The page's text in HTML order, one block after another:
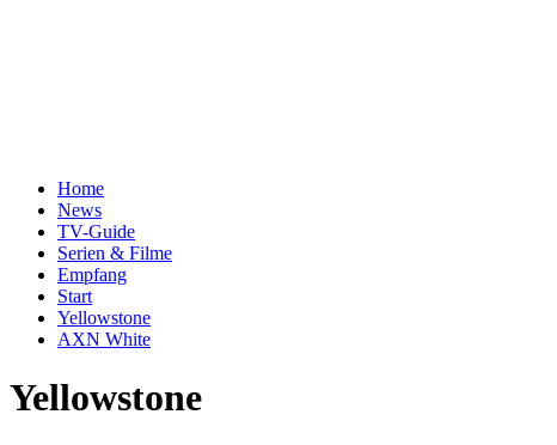
Home
News
TV-Guide
Serien & Filme
Empfang
Start
Yellowstone
AXN White
Yellowstone